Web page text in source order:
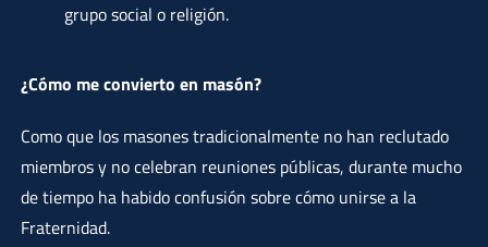
grupo social o religión.
¿Cómo me convierto en masón?
Como que los masones tradicionalmente no han reclutado
miembros y no celebran reuniones públicas, durante mucho
de tiempo ha habido confusión sobre cómo unirse a la
Fraternidad.